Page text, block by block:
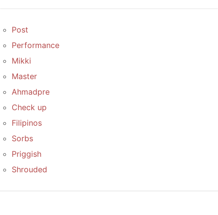
Post
Performance
Mikki
Master
Ahmadpre
Check up
Filipinos
Sorbs
Priggish
Shrouded